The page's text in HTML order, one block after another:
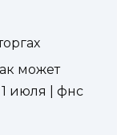
может
1 июля | фнс